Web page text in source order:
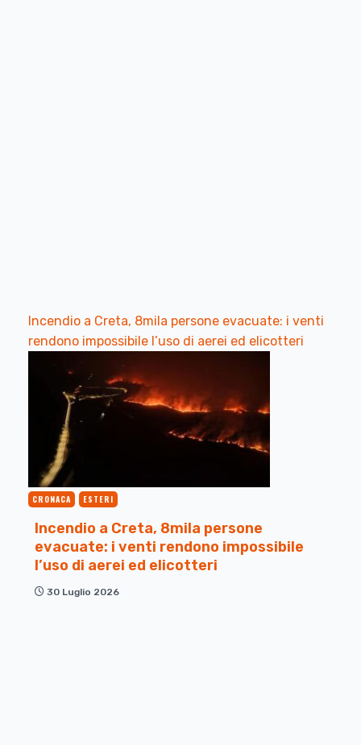
Incendio a Creta, 8mila persone evacuate: i venti
rendono impossibile l’uso di aerei ed elicotteri
CRONACA ESTERI
Incendio a Creta, 8mila persone
evacuate: i venti rendono impossibile
l’uso di aerei ed elicotteri
30 Luglio 2026